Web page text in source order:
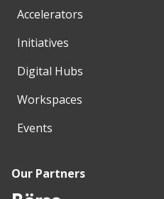
Accelerators
Initiatives
Digital Hubs
Workspaces
Events
Our Partners